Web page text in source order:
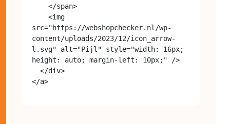
src="https://webshopchecker.nl/wp-
content/uploads/2023/12/icon_arrow-
l.svg" alt="Pijl" style="width: 16px;
height: auto; margin-left: 10px;" />